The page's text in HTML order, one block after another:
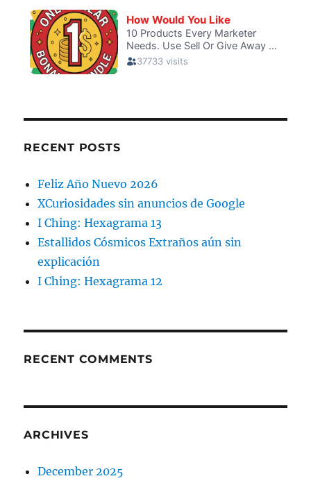
RECENT POSTS
Feliz Año Nuevo 2026
XCuriosidades sin anuncios de Google
I Ching: Hexagrama 13
Estallidos Cósmicos Extraños aún sin
explicación
I Ching: Hexagrama 12
RECENT COMMENTS
ARCHIVES
December 2025